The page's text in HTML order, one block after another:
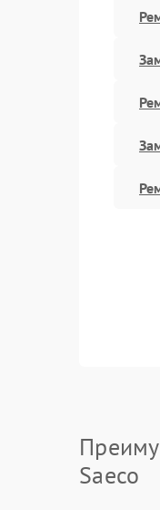
Saeco